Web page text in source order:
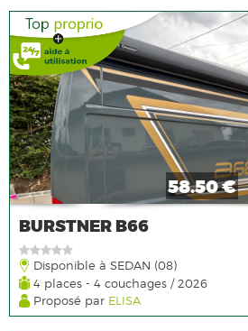
58.50 €
BURSTNER B66
Disponible à SEDAN (08)
4 places - 4 couchages / 2026
Proposé par ELISA